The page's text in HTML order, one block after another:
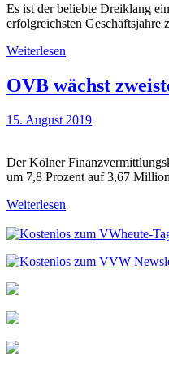
Es ist der beliebte Dreiklang
erfolgreichsten Geschäftsjahre
Weiterlesen
OVB wächst
15. August 2019
Der Kölner
um 7,8 Prozent auf 3,67
Weiterlesen